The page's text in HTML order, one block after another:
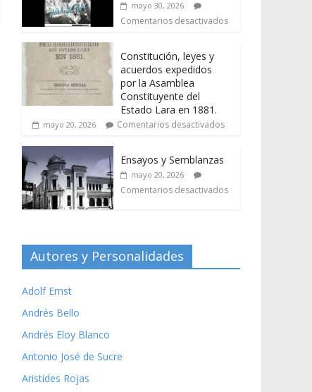
mayo 30, 2026
Comentarios desactivados
Constitución, leyes y
acuerdos expedidos
por la Asamblea
Constituyente del
Estado Lara en 1881.
mayo 20, 2026 Comentarios desactivados
Ensayos y Semblanzas
mayo 20, 2026
Comentarios desactivados
Autores y Personalidades
Adolf Ernst
Andrés Bello
Andrés Eloy Blanco
Antonio José de Sucre
Aristides Rojas